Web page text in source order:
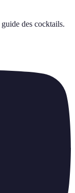
guide des cocktails.